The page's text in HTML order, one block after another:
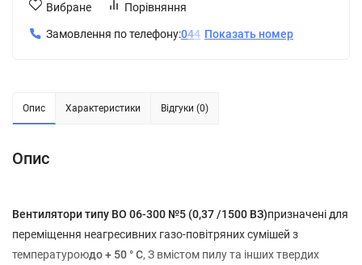
Вибране Порівняння
Замовлення по телефону:044 Показать номер
Опис Характеристики Відгуки (0)
Опис
Вентилятори типу ВО 06-300 №5 (0,37 /1500 ВЗ)призначені для
переміщення неагресивних газо-повітряних сумішей з
температуроюдо + 50 ° С, З вмістом пилу та інших твердих